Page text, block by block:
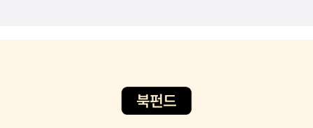
뜨리고 싶은 작품이 별로 없다. 특히 <하이브> 작가 길 혼비는 닉 혼
앤 화이트' 시리즈이다. 최악의 상황에서 유일한 가족인 외할머니가
덕영 교수의 책. <개인법칙>은 간만에 나온 짐멜 선집이다. 다시금